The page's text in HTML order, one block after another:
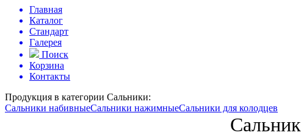
Главная
Каталог
Стандарт
Галерея
Поиск
Корзина
Контакты
Продукция в категории Сальники:
Сальники набивныеСальники нажимныеСальники для колодцев